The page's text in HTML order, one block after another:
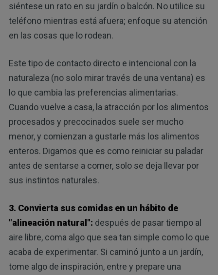
siéntese un rato en su jardín o balcón. No utilice su
teléfono mientras está afuera; enfoque su atención
en las cosas que lo rodean.
Este tipo de contacto directo e intencional con la
naturaleza (no solo mirar través de una ventana) es
lo que cambia las preferencias alimentarias.
Cuando vuelve a casa, la atracción por los alimentos
procesados ​​y precocinados suele ser mucho
menor, y comienzan a gustarle más los alimentos
enteros. Digamos que es como reiniciar su paladar
antes de sentarse a comer, solo se deja llevar por
sus instintos naturales.
3. Convierta sus comidas en un hábito de
"alineación natural": después de pasar tiempo al
aire libre, coma algo que sea tan simple como lo que
acaba de experimentar. Si caminó junto a un jardín,
tome algo de inspiración, entre y prepare una